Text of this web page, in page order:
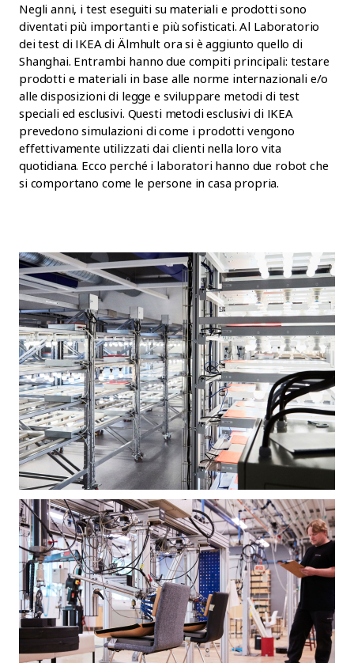
Negli anni, i test eseguiti su materiali e prodotti sono
diventati più importanti e più sofisticati. Al Laboratorio
dei test di IKEA di Älmhult ora si è aggiunto quello di
Shanghai. Entrambi hanno due compiti principali: testare
prodotti e materiali in base alle norme internazionali e/o
alle disposizioni di legge e sviluppare metodi di test
speciali ed esclusivi. Questi metodi esclusivi di IKEA
prevedono simulazioni di come i prodotti vengono
effettivamente utilizzati dai clienti nella loro vita
quotidiana. Ecco perché i laboratori hanno due robot che
si comportano come le persone in casa propria.